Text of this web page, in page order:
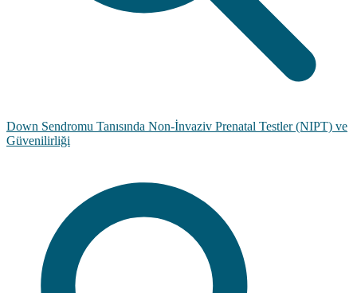
Down Sendromu Tanısında Non-İnvaziv Prenatal Testler (NIPT) ve
Güvenilirliği